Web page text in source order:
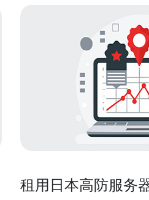
租用日本高防服务